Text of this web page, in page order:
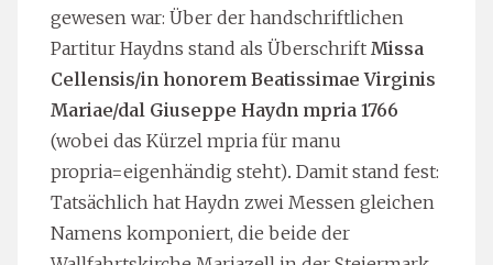
gewesen war: Über der handschriftlichen
Partitur Haydns stand als Überschrift Missa
Cellensis/in honorem Beatissimae Virginis
Mariae/dal Giuseppe Haydn mpria 1766
(wobei das Kürzel mpria für manu
propria=eigenhändig steht). Damit stand fest:
Tatsächlich hat Haydn zwei Messen gleichen
Namens komponiert, die beide der